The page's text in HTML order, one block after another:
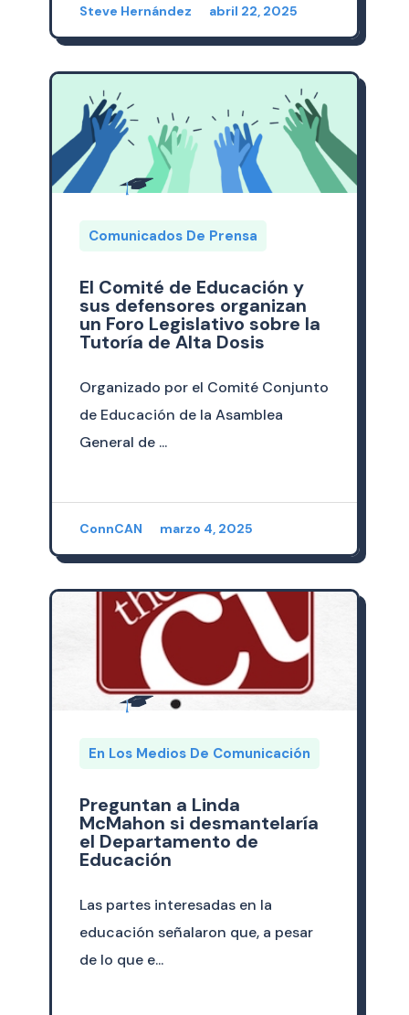
Steve Hernández abril 22, 2025
Comunicados De Prensa
El Comité de Educación y
sus defensores organizan
un Foro Legislativo sobre la
Tutoría de Alta Dosis
Organizado por el Comité Conjunto
de Educación de la Asamblea
General de ...
ConnCAN marzo 4, 2025
En Los Medios De Comunicación
Preguntan a Linda
McMahon si desmantelaría
el Departamento de
Educación
Las partes interesadas en la
educación señalaron que, a pesar
de lo que e...